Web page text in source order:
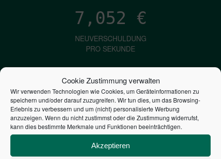
Cookie Zustimmung verwalten
Wir verwenden Technologien wie Cookies, um Geräteinformationen zu
speichern und/oder darauf zuzugreifen. Wir tun dies, um das Browsing-
Erlebnis zu verbessern und um (nicht) personalisierte Werbung
anzuzeigen. Wenn du nicht zustimmst oder die Zustimmung widerrufst,
kann dies bestimmte Merkmale und Funktionen beeinträchtigen.
Akzeptieren
7,052 €
NEUVERSCHULDUNG
PRO SEKUNDE
1,601€
ZINSEN
PRO SEKUNDE